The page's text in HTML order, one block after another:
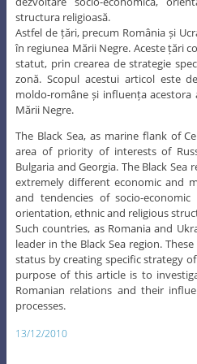
structura religioasă.
Astfel de țări, precum România și
în regiunea Mării Negre. Aceste țări
statut, prin crearea de strategie
zonă. Scopul acestui articol este
moldo-române și influența acestora
Mării Negre.
The Black Sea, as marine flank of
area of priority of interests of
Bulgaria and Georgia. The Black
extremely different economic and
and tendencies of socio-
orientation, ethnic and religious
Such countries, as Romania and
leader in the Black Sea region.
status by creating specific strategy
purpose of this article is to
Romanian relations and their
processes.
13/12/2010